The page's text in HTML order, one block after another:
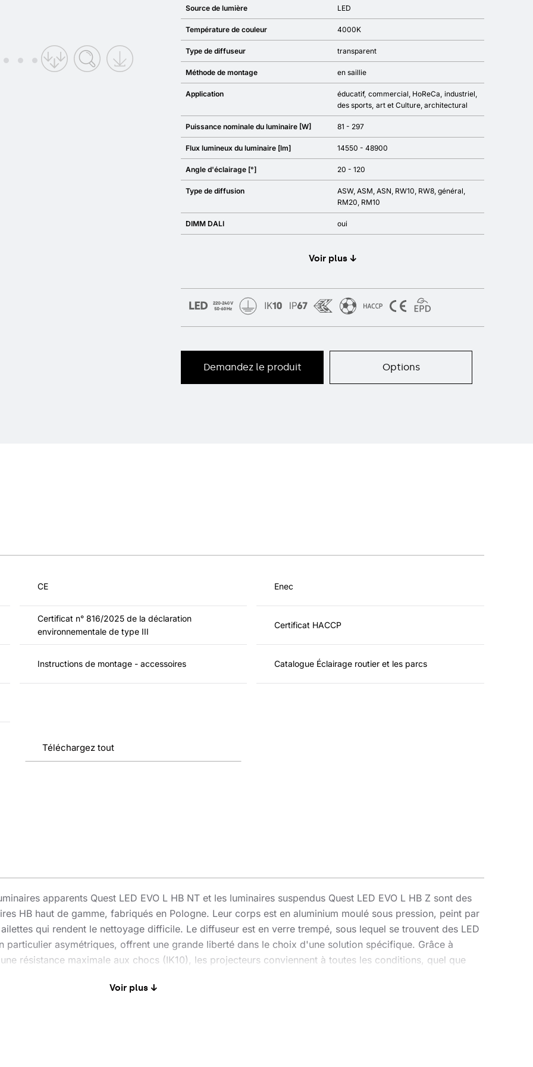
Source de lumière LED
Température de couleur 4000K
Type de diffuseur transparent
Méthode de montage en saillie
Application éducatif commercial HoReCa industriel
des sports art et Culture architectural
Puissance nominale du luminaire [W] 81 - 297
Flux lumineux du luminaire [lm] 14550 - 48900
Angle d'éclairage [°] 20 - 120
Type de diffusion
ASW, ASM, ASN, RW10, RW8, général,
RM20, RM10
DIMM DALI oui
Voir plus ↓
Demandez le produit Options
CE Enec
Certificat n° 816/2025 de la déclaration
environnementale de type III
Certificat HACCP
Instructions de montage - accessoires Catalogue Éclairage routier et les parcs
Téléchargez tout
apparents Quest LED EVO L HB NT et les luminaires suspendus Quest LED EVO L HB Z sont des
HB haut de gamme, fabriqués en Pologne. Leur corps est en aluminium moulé sous pression, peint par
qui rendent le nettoyage difficile. Le diffuseur est en verre trempé, sous lequel se trouvent des LED
asymétriques, offrent une grande liberté dans le choix d'une solution spécifique. Grâce à
résistance maximale aux chocs (IK10), les projecteurs conviennent à toutes les conditions, quel que
EVO L est conforme à la norme PN-EN 60598-2 partie 5, ce qui lui permet d'être classé comme
Voir plus ↓